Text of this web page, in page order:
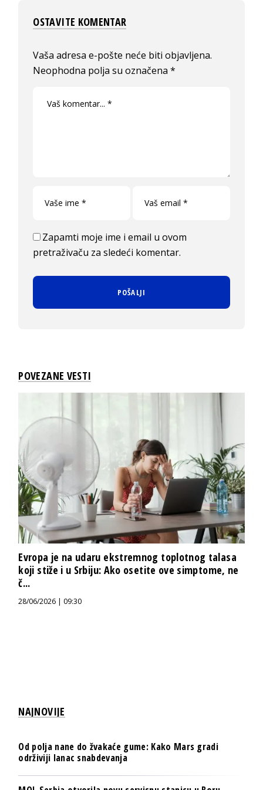
OSTAVITE KOMENTAR
Vaša adresa e-pošte neće biti objavljena.
Neophodna polja su označena*
Zapamti moje ime i email u ovom
pretraživaču za sledeći komentar.
POVEZANE VESTI
Evropa je na udaru ekstremnog toplotnog talasa
koji stiže i u Srbiju: Ako osetite ove simptome, ne
č...
28/06/2026 | 09:30
NAJNOVIJE
Od polja nane do žvakaće gume: Kako Mars gradi
održiviji lanac snabdevanja